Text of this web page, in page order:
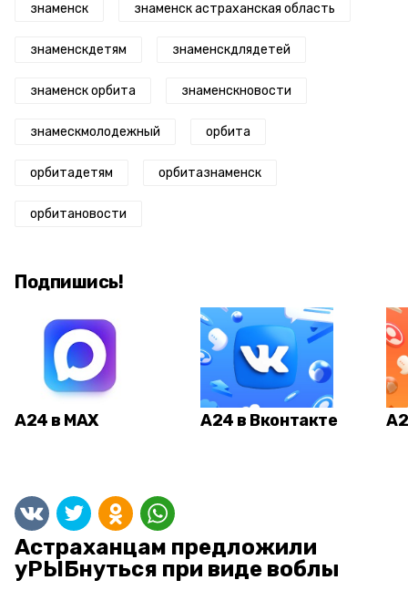
знаменск знаменск астраханская область
знаменскдетям знаменскдлядетей
знаменск орбита знаменскновости
знамескмолодежный орбита
орбитадетям орбитазнаменск
орбитановости
Подпишись!
А24 в MAX А24 в Вконтакте
Астраханцам предложили
уРЫБнуться при виде воблы